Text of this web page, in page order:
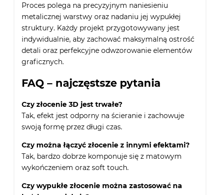
Proces polega na precyzyjnym naniesieniu
metalicznej warstwy oraz nadaniu jej wypukłej
struktury. Każdy projekt przygotowywany jest
indywidualnie, aby zachować maksymalną ostrość
detali oraz perfekcyjne odwzorowanie elementów
graficznych.
FAQ – najczęstsze pytania
Czy złocenie 3D jest trwałe?
Tak, efekt jest odporny na ścieranie i zachowuje
swoją formę przez długi czas.
Czy można łączyć złocenie z innymi efektami?
Tak, bardzo dobrze komponuje się z matowym
wykończeniem oraz soft touch.
Czy wypukłe złocenie można zastosować na